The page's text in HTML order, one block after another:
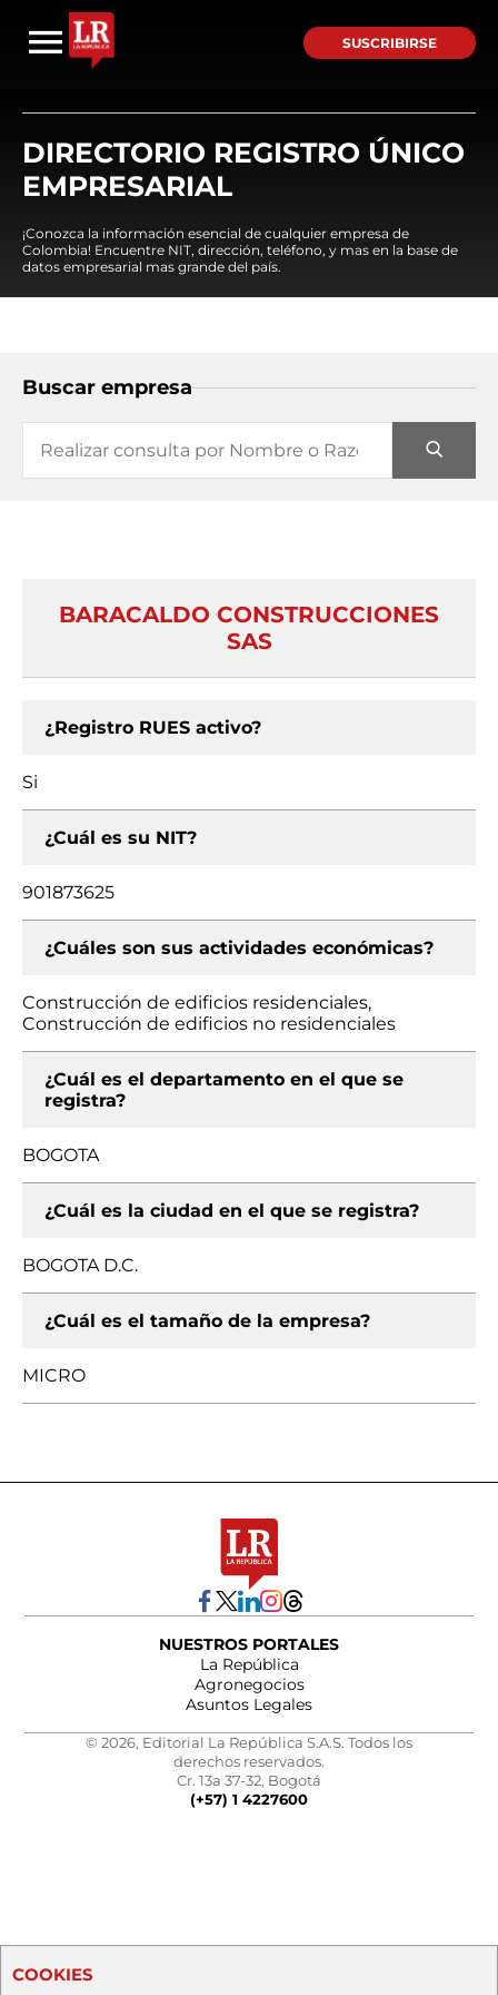
SUSCRIBIRSE
DIRECTORIO REGISTRO ÚNICO
EMPRESARIAL
¡Conozca la información esencial de cualquier empresa de
Colombia! Encuentre NIT, dirección, teléfono, y mas en la base de
datos empresarial mas grande del país.
Buscar empresa
BARACALDO CONSTRUCCIONES
SAS
¿Registro RUES activo?
Si
¿Cuál es su NIT?
901873625
¿Cuáles son sus actividades económicas?
Construcción de edificios residenciales,
Construcción de edificios no residenciales
¿Cuál es el departamento en el que se
registra?
BOGOTA
¿Cuál es la ciudad en el que se registra?
BOGOTA D.C.
¿Cuál es el tamaño de la empresa?
MICRO
NUESTROS PORTALES
La República
Agronegocios
Asuntos Legales
© 2026, Editorial La República S.A.S. Todos los
derechos reservados.
Cr. 13a 37-32, Bogotá
(+57) 1 4227600
COOKIES